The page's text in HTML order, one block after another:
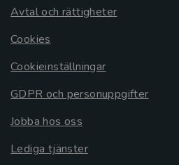
Avtal och rättigheter
Cookies
Cookieinställningar
GDPR och personuppgifter
Jobba hos oss
Lediga tjänster